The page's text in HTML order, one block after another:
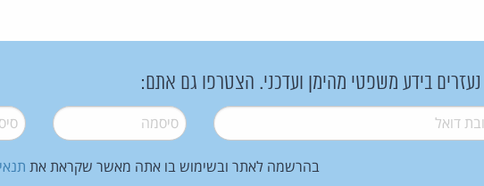
בידע משפטי מהימן ועדכני. הצטרפו גם אתם:
* סיסמה*
בהרשמה לאתר ובשימוש בו אתה מאשר שקראת את